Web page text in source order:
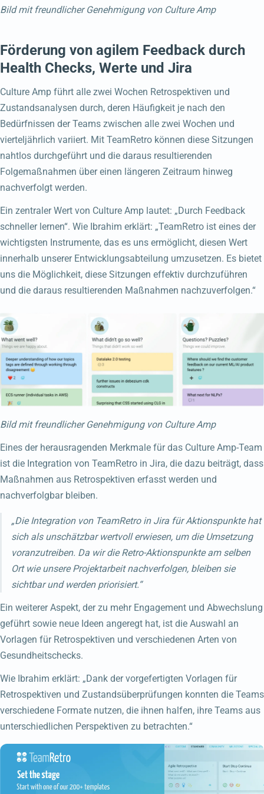
Bild mit freundlicher Genehmigung von Culture Amp
Förderung von agilem Feedback durch
Health Checks, Werte und Jira
Culture Amp führt alle zwei Wochen Retrospektiven und
Zustandsanalysen durch, deren Häufigkeit je nach den
Bedürfnissen der Teams zwischen alle zwei Wochen und
vierteljährlich variiert. Mit TeamRetro können diese Sitzungen
nahtlos durchgeführt und die daraus resultierenden
Folgemaßnahmen über einen längeren Zeitraum hinweg
nachverfolgt werden.
Ein zentraler Wert von Culture Amp lautet: „Durch Feedback
schneller lernen“. Wie Ibrahim erklärt: „TeamRetro ist eines der
wichtigsten Instrumente, das es uns ermöglicht, diesen Wert
innerhalb unserer Entwicklungsabteilung umzusetzen. Es bietet
uns die Möglichkeit, diese Sitzungen effektiv durchzuführen
und die daraus resultierenden Maßnahmen nachzuverfolgen.“
Bild mit freundlicher Genehmigung von Culture Amp
Eines der herausragenden Merkmale für das Culture Amp-Team
ist die Integration von TeamRetro in Jira, die dazu beiträgt, dass
Maßnahmen aus Retrospektiven erfasst werden und
nachverfolgbar bleiben.
„Die Integration von TeamRetro in Jira für Aktionspunkte hat
sich als unschätzbar wertvoll erwiesen, um die Umsetzung
voranzutreiben. Da wir die Retro-Aktionspunkte am selben
Ort wie unsere Projektarbeit nachverfolgen, bleiben sie
sichtbar und werden priorisiert.“
Ein weiterer Aspekt, der zu mehr Engagement und Abwechslung
geführt sowie neue Ideen angeregt hat, ist die Auswahl an
Vorlagen für Retrospektiven und verschiedenen Arten von
Gesundheitschecks.
Wie Ibrahim erklärt: „Dank der vorgefertigten Vorlagen für
Retrospektiven und Zustandsüberprüfungen konnten die Teams
verschiedene Formate nutzen, die ihnen halfen, ihre Teams aus
unterschiedlichen Perspektiven zu betrachten.“